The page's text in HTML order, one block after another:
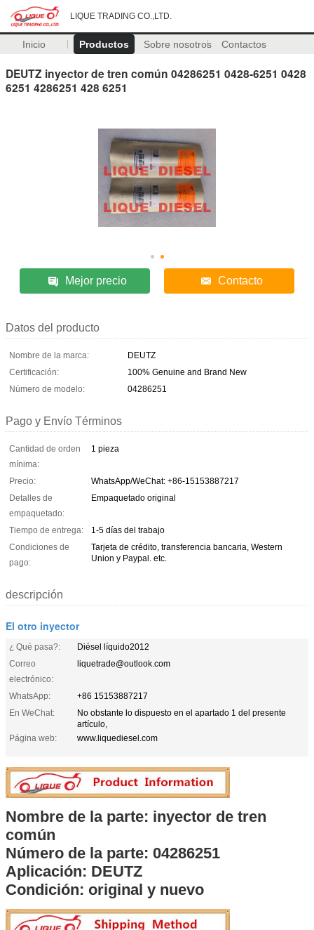
LIQUE TRADING CO.,LTD.
Inicio Productos Sobre nosotros Contactos
DEUTZ inyector de tren común 04286251 0428-6251 0428
6251 4286251 428 6251
Mejor precio Contacto
Datos del producto
Nombre de la marca:
DEUTZ
Certificación:
100% Genuine and Brand New
Número de modelo:
04286251
Pago y Envío Términos
Cantidad de orden
mínima:
1 pieza
Precio:
WhatsApp/WeChat: +86-15153887217
Detalles de
empaquetado:
Empaquetado original
Tiempo de entrega:
1-5 días del trabajo
Condiciones de
pago:
Tarjeta de crédito, transferencia bancaria, Western
Union y Paypal. etc.
descripción
El otro inyector
¿ Qué pasa?:
Diésel líquido2012
Correo
electrónico:
liquetrade@outlook.com
WhatsApp:
+86 15153887217
En WeChat:
No obstante lo dispuesto en el apartado 1 del presente
artículo,
Página web:
www.liquediesel.com
Nombre de la parte: inyector de tren
común
Número de la parte: 04286251
Aplicación: DEUTZ
Condición: original y nuevo